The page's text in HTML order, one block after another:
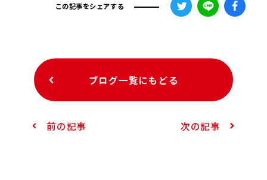
この記事をシェアする
前の記事
ブログ一覧にもどる
次の記事